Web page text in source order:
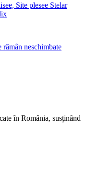
Site plesee Stelar
neschimbate
în România, susținând